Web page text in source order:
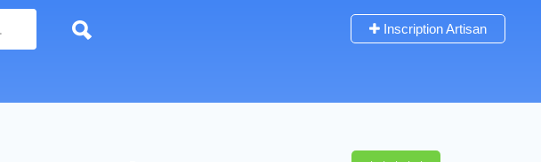
Inscription Artisan